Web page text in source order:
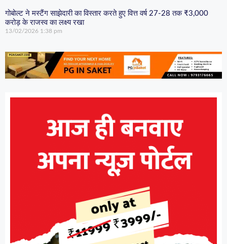
गोबोल्ट ने मस्टैंग साझेदारी का विस्तार करते हुए वित्त वर्ष 27-28 तक ₹3,000
करोड़ के राजस्व का लक्ष्य रखा
13/02/2026 1:38 pm